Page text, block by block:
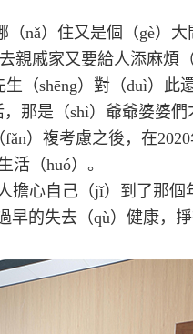
nǎ）住又是個（gè）大
親戚家又要給人添麻煩（
（shēng）對（duì）此還
那是（shì）爺爺婆婆們
）複考慮之後，在
（huó）。
擔心自己（jǐ）到了那個
早的失去（qù）健康，